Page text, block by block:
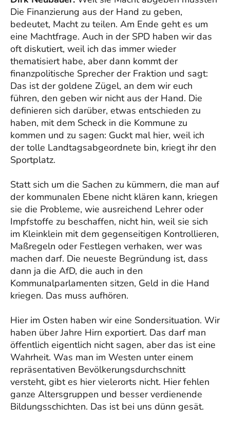
Die Finanzierung aus der Hand zu geben,
bedeutet, Macht zu teilen. Am Ende geht es um
eine Machtfrage. Auch in der SPD haben wir das
oft diskutiert, weil ich das immer wieder
thematisiert habe, aber dann kommt der
finanzpolitische Sprecher der Fraktion und sagt:
Das ist der goldene Zügel, an dem wir euch
führen, den geben wir nicht aus der Hand. Die
definieren sich darüber, etwas entschieden zu
haben, mit dem Scheck in die Kommune zu
kommen und zu sagen: Guckt mal hier, weil ich
der tolle Landtagsabgeordnete bin, kriegt ihr den
Sportplatz.
Statt sich um die Sachen zu kümmern, die man auf
der kommunalen Ebene nicht klären kann, kriegen
sie die Probleme, wie ausreichend Lehrer oder
Impfstoffe zu beschaffen, nicht hin, weil sie sich
im Kleinklein mit dem gegenseitigen Kontrollieren,
Maßregeln oder Festlegen verhaken, wer was
machen darf. Die neueste Begründung ist, dass
dann ja die AfD, die auch in den
Kommunalparlamenten sitzen, Geld in die Hand
kriegen. Das muss aufhören.
Hier im Osten haben wir eine Sondersituation. Wir
haben über Jahre Hirn exportiert. Das darf man
öffentlich eigentlich nicht sagen, aber das ist eine
Wahrheit. Was man im Westen unter einem
repräsentativen Bevölkerungsdurchschnitt
versteht, gibt es hier vielerorts nicht. Hier fehlen
ganze Altersgruppen und besser verdienende
Bildungsschichten. Das ist bei uns dünn gesät.